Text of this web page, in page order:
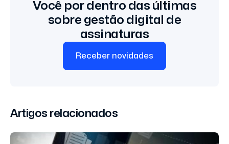
Você por dentro das últimas
sobre gestão digital de
assinaturas
Receber novidades
Artigos relacionados